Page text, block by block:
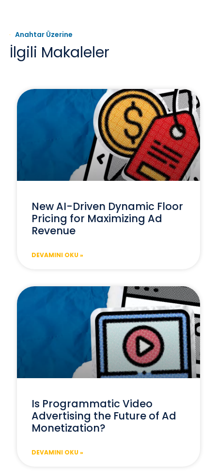
Anahtar Üzerine
İlgili Makaleler
New AI-Driven Dynamic Floor
Pricing for Maximizing Ad
Revenue
DEVAMINI OKU »
Is Programmatic Video
Advertising the Future of Ad
Monetization?
DEVAMINI OKU »